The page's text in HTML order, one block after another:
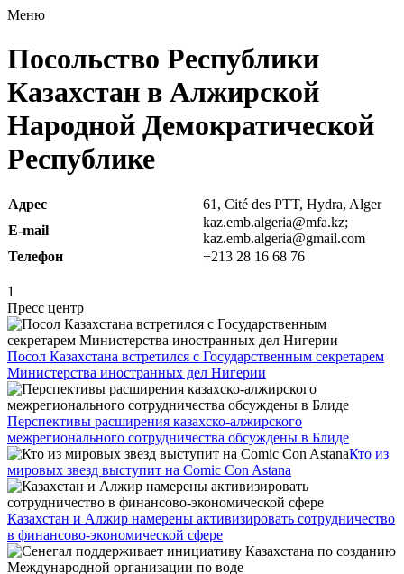
Меню
Посольство Республики
Казахстан в Алжирской
Народной Демократической
Республике
Адрес
61, Cité des PTT, Hydra, Alger
E-mail
kaz.emb.algeria@mfa.kz;
kaz.emb.algeria@gmail.com
Телефон
+213 28 16 68 76
1
Пресс центр
Посол Казахстана встретился с Государственным секретарем
Министерства иностранных дел Нигерии
Перспективы расширения казахско-алжирского
межрегионального сотрудничества обсуждены в Блиде
Кто из
мировых звезд выступит на Comic Con Astana
Казахстан и Алжир намерены активизировать сотрудничество
в финансово-экономической сфере